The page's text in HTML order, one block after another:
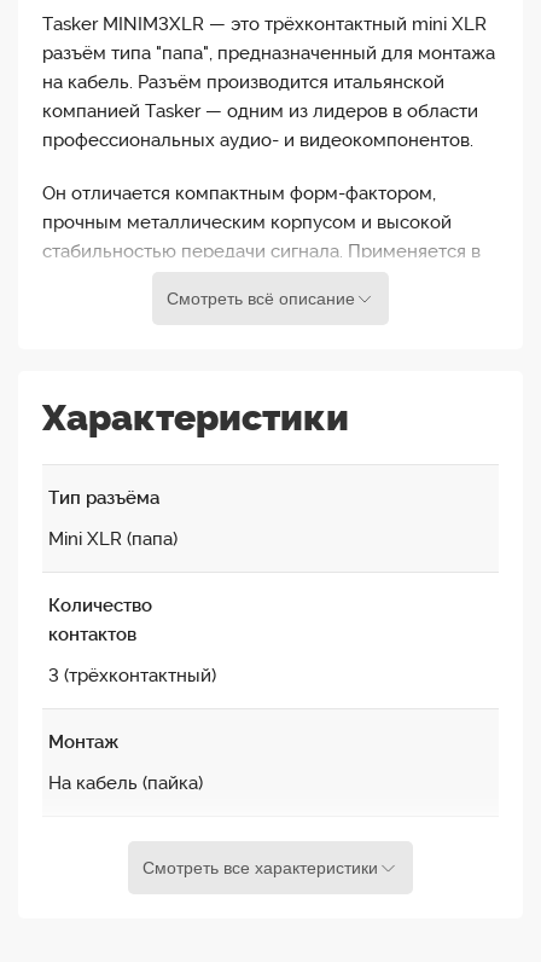
Tasker MINIM3XLR — это трёхконтактный mini XLR
разъём типа "папа", предназначенный для монтажа
на кабель. Разъём производится итальянской
компанией Tasker — одним из лидеров в области
профессиональных аудио- и видеокомпонентов.
Он отличается компактным форм-фактором,
прочным металлическим корпусом и высокой
стабильностью передачи сигнала. Применяется в
студийном оборудовании, профессиональных
мобильного применения. Это решение для тех, кто
ценит качество и профессиональный подход в
Смотреть всё описание
Характеристики
Тип разъёма
Mini XLR (папа)
Количество
контактов
3 (трёхконтактный)
Монтаж
На кабель (пайка)
Смотреть все характеристики